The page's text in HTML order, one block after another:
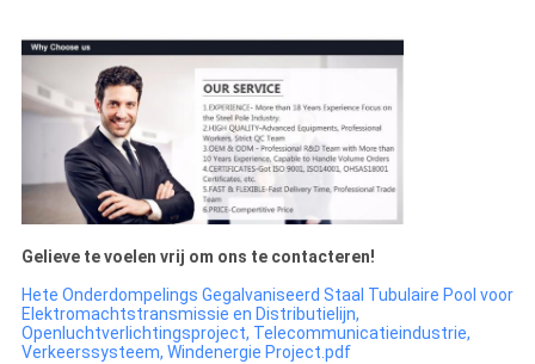
Gelieve te voelen vrij om ons te contacteren!
Hete Onderdompelings Gegalvaniseerd Staal Tubulaire Pool voor
Elektromachtstransmissie en Distributielijn,
Openluchtverlichtingsproject, Telecommunicatieindustrie,
Verkeerssysteem, Windenergie Project.pdf